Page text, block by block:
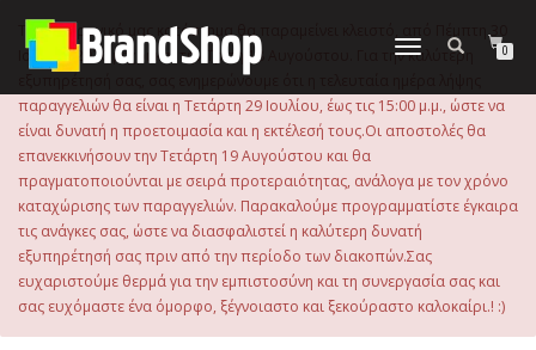
περιεχόμενο
Εναλλαγή
0
Το ηλεκτρονικό μας κατάστημα θα παραμείνει κλειστό, από Πέμπτη 30
Ιουλίου 2026 μέχρι και την Τρίτη 18 Αυγούστου. Για την καλύτερη
εξυπηρέτησή σας, σας ενημερώνουμε ότι η τελευταία ημέρα λήψης
παραγγελιών θα είναι η Τετάρτη 29 Ιουλίου, έως τις 15:00 μ.μ., ώστε να
είναι δυνατή η προετοιμασία και η εκτέλεσή τους.Οι αποστολές θα
επανεκκινήσουν την Τετάρτη 19 Αυγούστου και θα
πραγματοποιούνται με σειρά προτεραιότητας, ανάλογα με τον χρόνο
καταχώρισης των παραγγελιών. Παρακαλούμε προγραμματίστε έγκαιρα
τις ανάγκες σας, ώστε να διασφαλιστεί η καλύτερη δυνατή
εξυπηρέτησή σας πριν από την περίοδο των διακοπών.Σας
ευχαριστούμε θερμά για την εμπιστοσύνη και τη συνεργασία σας και
σας ευχόμαστε ένα όμορφο, ξέγνοιαστο και ξεκούραστο καλοκαίρι.! :)